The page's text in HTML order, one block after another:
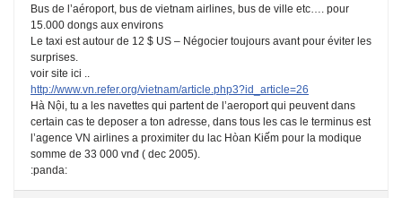
Bus de l’aéroport, bus de vietnam airlines, bus de ville etc…. pour
15.000 dongs aux environs
Le taxi est autour de 12 $ US – Négocier toujours avant pour éviter les
surprises.
voir site ici ..
http://www.vn.refer.org/vietnam/article.php3?id_article=26
Hà Nội, tu a les navettes qui partent de l’aeroport qui peuvent dans
certain cas te deposer a ton adresse, dans tous les cas le terminus est
l’agence VN airlines a proximiter du lac Hòan Kiếm pour la modique
somme de 33 000 vnđ ( dec 2005).
:panda: